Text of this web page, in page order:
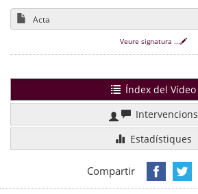
Acta
Veure signatura ...
Índex del Vídeo
Intervencions
Estadístiques
Compartir